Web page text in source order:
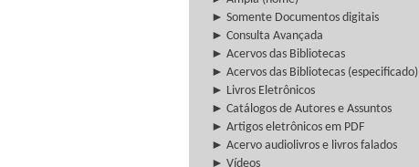
► Somente Documentos digitais
► Consulta Avançada
► Acervos das Bibliotecas
► Acervos das Bibliotecas (especificado)
► Livros Eletrônicos
► Catálogos de Autores e Assuntos
► Artigos eletrônicos em PDF
► Acervo audiolivros e livros falados
► Vídeos